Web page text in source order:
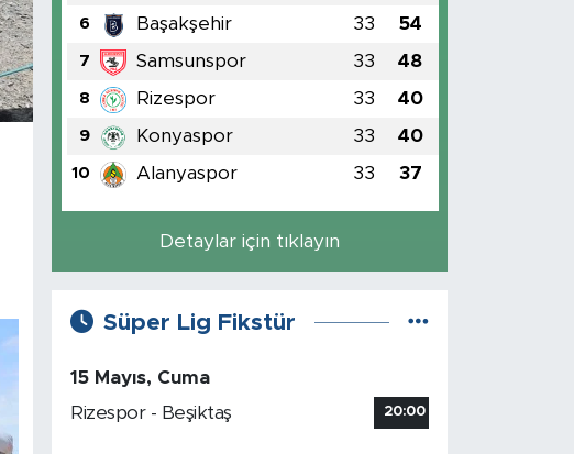
6 Başakşehir 33 54
7 Samsunspor 33 48
8 Rizespor 33 40
9 Konyaspor 33 40
10 Alanyaspor 33 37
Detaylar için tıklayın
Süper Lig Fikstür
15 Mayıs, Cuma
Rizespor - Beşiktaş
20:00